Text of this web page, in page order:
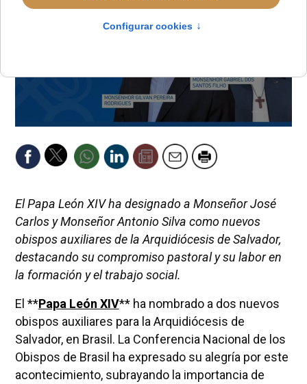
El Papa León XIV ha designado a Monseñor José
Carlos y Monseñor Antonio Silva como nuevos
obispos auxiliares de la Arquidiócesis de Salvador,
destacando su compromiso pastoral y su labor en
la formación y el trabajo social.
El **Papa León XIV** ha nombrado a dos nuevos
obispos auxiliares para la Arquidiócesis de
Salvador, en Brasil. La Conferencia Nacional de los
Obispos de Brasil ha expresado su alegría por este
acontecimiento, subrayando la importancia de